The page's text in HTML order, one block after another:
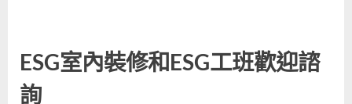
ESG室內裝修和ESG工班歡迎諮
詢